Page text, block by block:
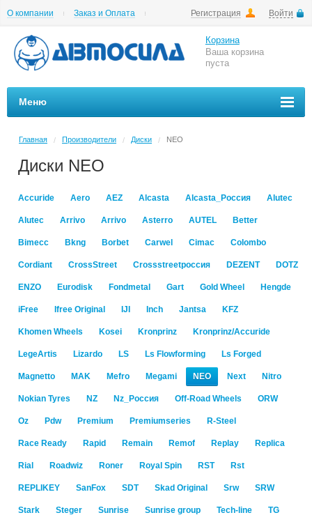
Регистрация Войти
О компании
Заказ и Оплата
Корзина
Ваша корзина
пуста
Меню
Главная / Производители / Диски / NEO
Диски NEO
Accuride Aero AEZ Alcasta Alcasta_Россия Alutec
Alutec Arrivo Arrivo Asterro AUTEL Better
Bimecc Bkng Borbet Carwel Cimac Colombo
Cordiant CrossStreet Crossstreetроссия DEZENT DOTZ
ENZO Eurodisk Fondmetal Gart Gold Wheel Hengde
iFree Ifree Original IJI Inch Jantsa KFZ
Khomen Wheels Kosei Kronprinz Kronprinz/Accuride
LegeArtis Lizardo LS Ls Flowforming Ls Forged
Magnetto MAK Mefro Megami NEO Next Nitro
Nokian Tyres NZ Nz_Россия Off-Road Wheels ORW
Oz Pdw Premium Premiumseries R-Steel
Race Ready Rapid Remain Remof Replay Replica
Rial Roadwiz Roner Royal Spin RST Rst
RЕPLIKEY SanFox SDT Skad Original Srw SRW
Stark Steger Sunrise Sunrise group Tech-line TG